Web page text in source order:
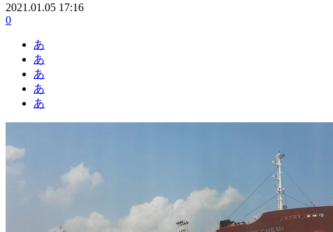
2021.01.05 17:16
0
あ
あ
あ
あ
あ